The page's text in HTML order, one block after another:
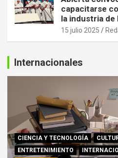
capacitarse
la industria
15 julio 2025
Internacionales
CIENCIA Y TECNOLOGÍA
ENTRETENIMIENTO